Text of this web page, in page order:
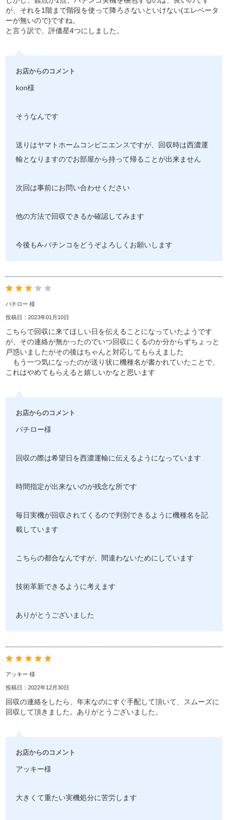
が、それを1階まで階段を使って降ろさないといけない(エレベータ
ーが無いので)ですね。
と言う訳で、評価星4つにしました。
お店からのコメント
kon様
そうなんです
送りはヤマトホームコンビニエンスですが、回収時は西濃運
輸となりますのでお部屋から持って帰ることが出来ません
次回は事前にお問い合わせください
他の方法で回収できるか確認してみます
今後もA-パチンコをどうぞよろしくお願いします
パチロー 様
投稿日：2023年01月10日
こちらで回収に来てほしい日を伝えることになっていたようです
が、その連絡が無かったのでいつ回収にくるのか分からずちょっと
戸惑いましたがその後はちゃんと対応してもらえました
もう一つ気になったのが送り状に機種名が書かれていたことで、
これはやめてもらえると嬉しいかなと思います
お店からのコメント
パチロー様
回収の際は希望日を西濃運輸に伝えるようになっています
時間指定が出来ないのが残念な所です
毎日実機が回収されてくるので判別できるように機種名を記
載しています
こちらの都合なんですが、間違わないためにしています
技術革新できるように考えます
ありがとうございました
アッキー 様
投稿日：2022年12月30日
回収の連絡をしたら、年末なのにすぐ手配して頂いて、スムーズに
回収して頂きました。ありがとうございました。
お店からのコメント
アッキー様
大きくて重たい実機処分に苦労します